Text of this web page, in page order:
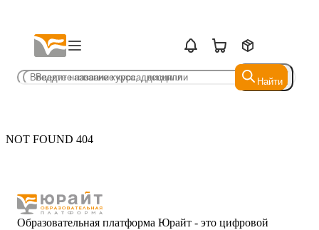
Найти
Найти
NOT FOUND 404
Образовательная платформа Юрайт - это цифровой